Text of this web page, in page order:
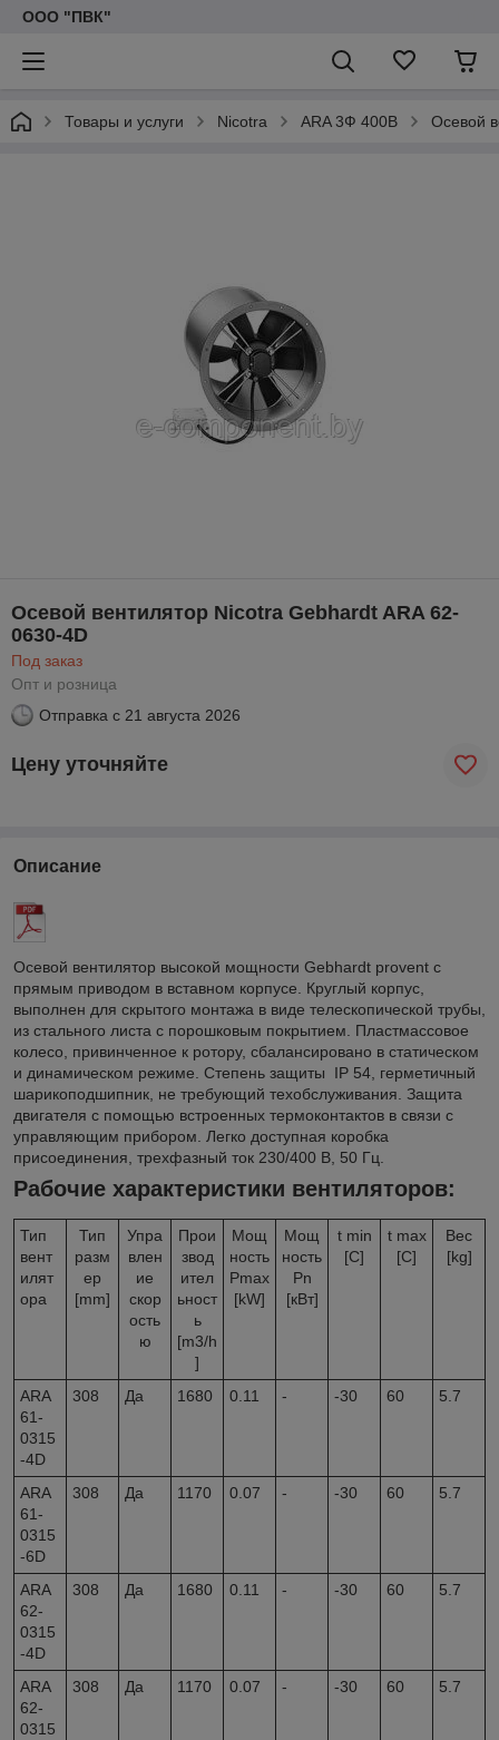
ООО "ПВК"
Товары и услуги Nicotra ARA 3Ф 400В Осевой
Осевой вентилятор Nicotra Gebhardt ARA 62-
0630-4D
Под заказ
Опт и розница
Отправка с 21 августа 2026
Цену уточняйте
Описание
Осевой вентилятор высокой мощности Gebhardt provent с
прямым приводом в вставном корпусе. Круглый корпус,
выполнен для скрытого монтажа в виде телескопической трубы,
из стального листа с порошковым покрытием. Пластмассовое
колесо, привинченное к ротору, сбалансировано в статическом
и динамическом режиме. Степень защиты IР 54, герметичный
шарикоподшипник, не требующий техобслуживания. Защита
двигателя с помощью встроенных термоконтактов в связи с
управляющим прибором. Легко доступная коробка
присоединения, трехфазный ток 230/400 В, 50 Гц.
Рабочие характеристики вентиляторов:
Тип
вент
илят
ора
Тип
разм
ер
[mm]
Упра
влен
ие
скор
ость
ю
Прои
звод
ител
ьност
ь
[m3/h
]
Мощ
ность
Pmax
[kW]
Мощ
ность
Pn
[кВт]
t min
[C]
t max
[C]
Вес
[kg]
ARA
61-
0315
-4D
308 Да 1680 0.11 - -30 60 5.7
ARA
61-
0315
-6D
308 Да 1170 0.07 - -30 60 5.7
ARA
62-
0315
-4D
308 Да 1680 0.11 - -30 60 5.7
ARA
62-
0315
308 Да 1170 0.07 - -30 60 5.7